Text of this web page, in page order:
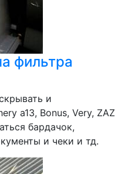
фильтра
и
a13, Bonus, Very, ZAZ
бардачок,
и чеки и тд.